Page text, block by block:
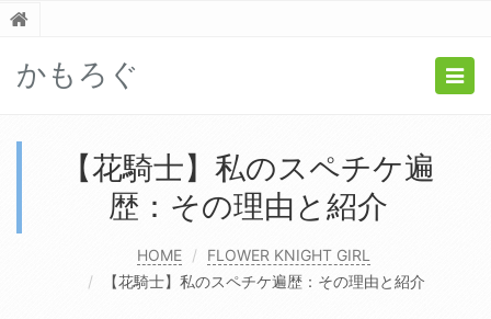
かもろぐ
【花騎士】私のスペチケ遍
歴：その理由と紹介
HOME
FLOWER KNIGHT GIRL
【花騎士】私のスペチケ遍歴：その理由と紹介